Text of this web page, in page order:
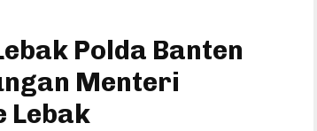
Polda Banten
Menteri
Lebak